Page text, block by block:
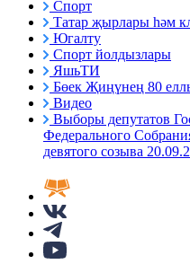
Спорт
Татар җырлары һәм
Югалту
Спорт йолдызлары
ЯшьТИ
Бөек Җиңүнең 80
Видео
Выборы депутатов
Федерального
девятого созыва